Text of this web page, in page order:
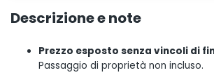
Descrizione e note
Prezzo esposto senza vincoli di
Passaggio di proprietà non incluso.